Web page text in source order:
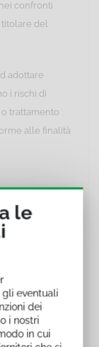
confronti
del
adottare
i rischi di
trattamento
alle finalità
in e-
dei
le
eventuali
dei
i nostri
in cui